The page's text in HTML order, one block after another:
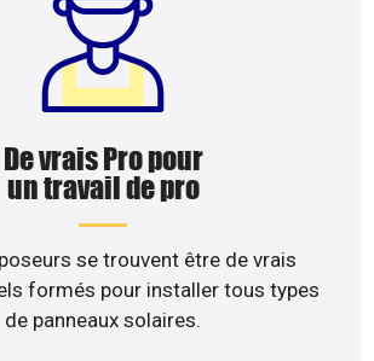
De vrais Pro pour
un travail de pro
se trouvent être de vrais
formés pour installer tous types
de panneaux solaires.